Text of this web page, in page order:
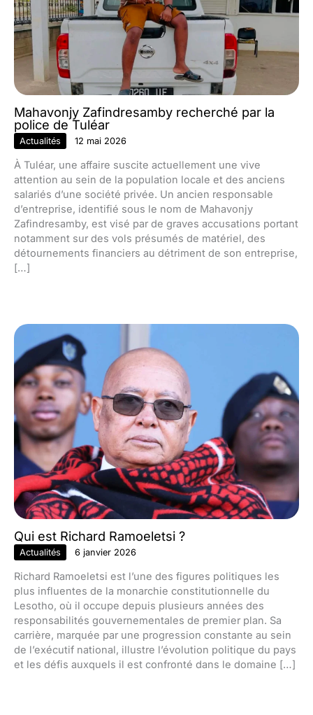
Mahavonjy Zafindresamby recherché par la
police de Tuléar
Actualités 12 mai 2026
À Tuléar, une affaire suscite actuellement une vive
attention au sein de la population locale et des anciens
salariés d’une société privée. Un ancien responsable
d’entreprise, identifié sous le nom de Mahavonjy
Zafindresamby, est visé par de graves accusations portant
notamment sur des vols présumés de matériel, des
détournements financiers au détriment de son entreprise,
[…]
Qui est Richard Ramoeletsi ?
Actualités 6 janvier 2026
Richard Ramoeletsi est l’une des figures politiques les
plus influentes de la monarchie constitutionnelle du
Lesotho, où il occupe depuis plusieurs années des
responsabilités gouvernementales de premier plan. Sa
carrière, marquée par une progression constante au sein
de l’exécutif national, illustre l’évolution politique du pays
et les défis auxquels il est confronté dans le domaine […]